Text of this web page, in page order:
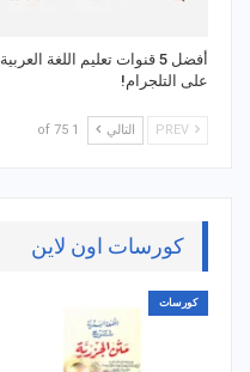
أفضل 5 قنوات تعليم اللغة العربية
على التلجرام!
التالي 1 of 75
كورسات اون لاين
كورسات